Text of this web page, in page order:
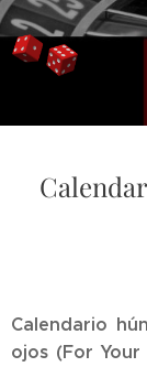
Calendario
ojos (For Your